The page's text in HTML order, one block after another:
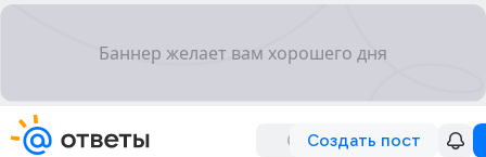
Создать пост